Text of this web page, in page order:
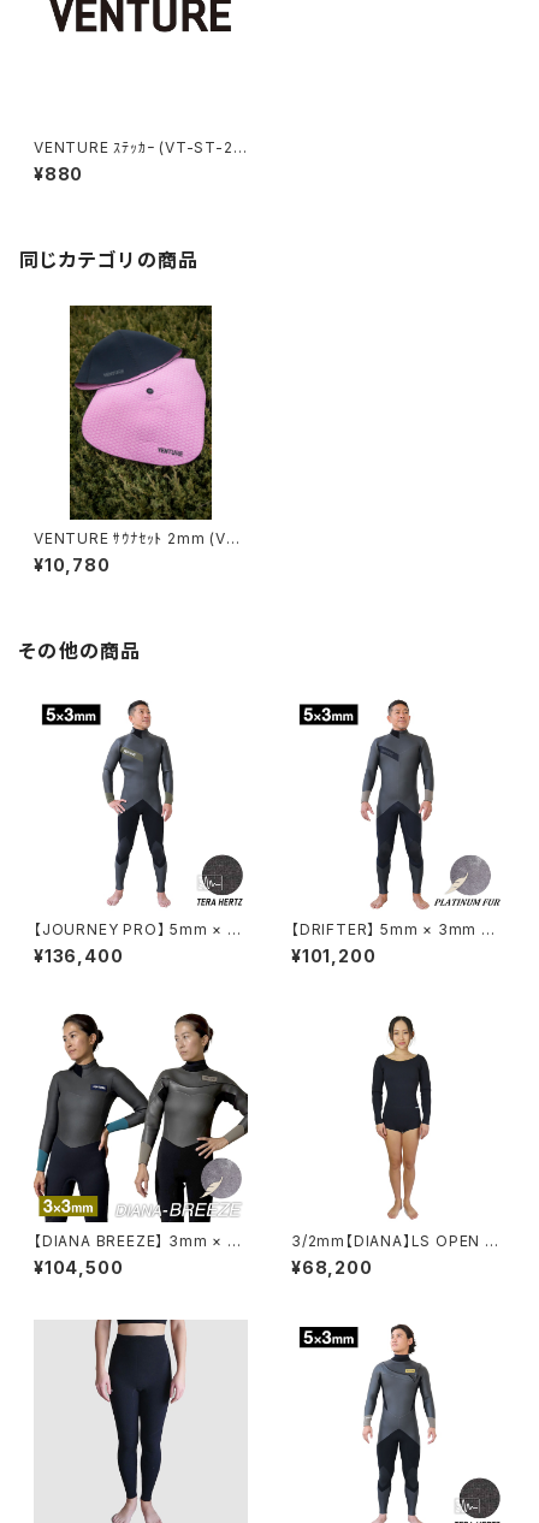
VENTURE ｽﾃｯｶｰ (VT-ST-23
400)
¥880
同じカテゴリの商品
VENTURE ｻｳﾅｾｯﾄ 2mm (VS-
SET-23303)
¥10,780
その他の商品
【JOURNEY PRO】 5mm × 3
mm ストレッチバックジップ セミ
ドライ メンズ レディース ウェッ
¥136,400
【DRIFTER】 5mm × 3mm ス
トレッチバックジップ セミドライ
メンズ レディース ウェットスー
¥101,200
【DIANA BREEZE】 3mm × 3
mm ロングチェストジップ バッ
クジップ セミドライ レディース
¥104,500
3/2mm【DIANA】LS OPEN B
ACK/LS オープンバック VSS2
6103D
¥68,200